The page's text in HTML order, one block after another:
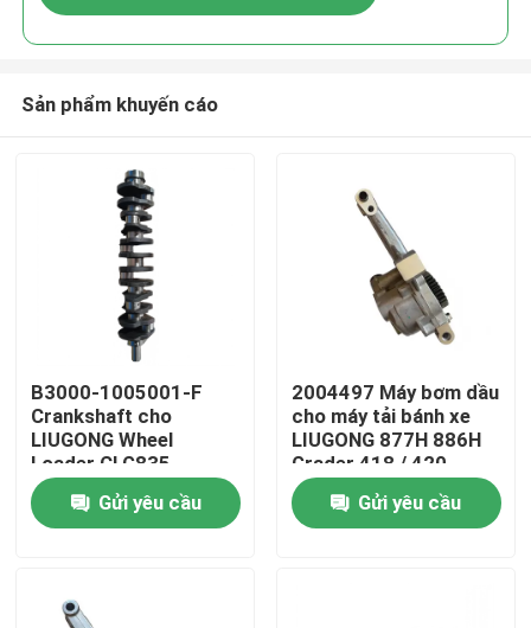
Trang chủ
Các sản phẩm
Sản phẩm khuyến cáo
B3000-1005001-F
Crankshaft cho
LIUGONG Wheel
Loader CLG835、
CLG842、ZL30E、
ZL40B Excavator
CLG915C、
Gửi yêu cầu
2004497 Máy bơm dầu
cho máy tải bánh xe
LIUGONG 877H 886H
Grader 418 / 420
Động cơ 3116 / 3126 /
3126B Gửi yêu cầu